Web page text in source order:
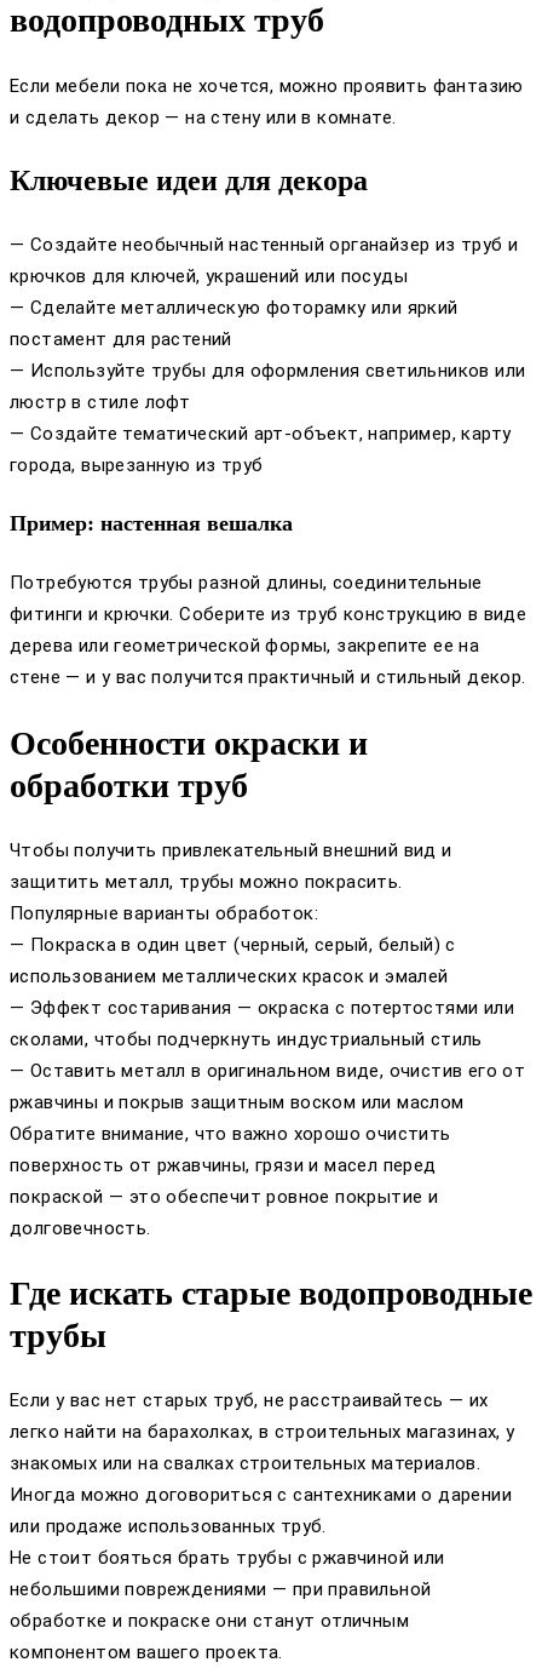
водопроводных труб
Если мебели пока не хочется, можно проявить фантазию
и сделать декор — на стену или в комнате.
Ключевые идеи для декора
— Создайте необычный настенный органайзер из труб и
крючков для ключей, украшений или посуды
— Сделайте металлическую фоторамку или яркий
постамент для растений
— Используйте трубы для оформления светильников или
люстр в стиле лофт
— Создайте тематический арт-объект, например, карту
города, вырезанную из труб
Пример: настенная вешалка
Потребуются трубы разной длины, соединительные
фитинги и крючки. Соберите из труб конструкцию в виде
дерева или геометрической формы, закрепите ее на
стене — и у вас получится практичный и стильный декор.
Особенности окраски и
обработки труб
Чтобы получить привлекательный внешний вид и
защитить металл, трубы можно покрасить.
Популярные варианты обработок:
— Покраска в один цвет (черный, серый, белый) с
использованием металлических красок и эмалей
— Эффект состаривания — окраска с потертостями или
сколами, чтобы подчеркнуть индустриальный стиль
— Оставить металл в оригинальном виде, очистив его от
ржавчины и покрыв защитным воском или маслом
Обратите внимание, что важно хорошо очистить
поверхность от ржавчины, грязи и масел перед
покраской — это обеспечит ровное покрытие и
долговечность.
Где искать старые водопроводные
трубы
Если у вас нет старых труб, не расстраивайтесь — их
легко найти на барахолках, в строительных магазинах, у
знакомых или на свалках строительных материалов.
Иногда можно договориться с сантехниками о дарении
или продаже использованных труб.
Не стоит бояться брать трубы с ржавчиной или
небольшими повреждениями — при правильной
обработке и покраске они станут отличным
компонентом вашего проекта.